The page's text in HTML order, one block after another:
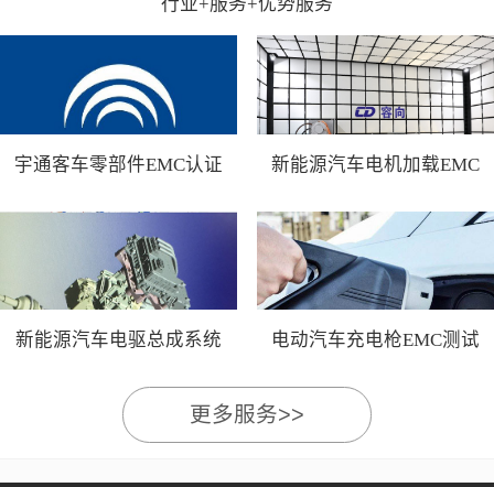
宇通客车零部件EMC认证
新能源汽车电机加载EMC
新能源汽车电驱总成系统
电动汽车充电枪EMC测试
更多服务>>